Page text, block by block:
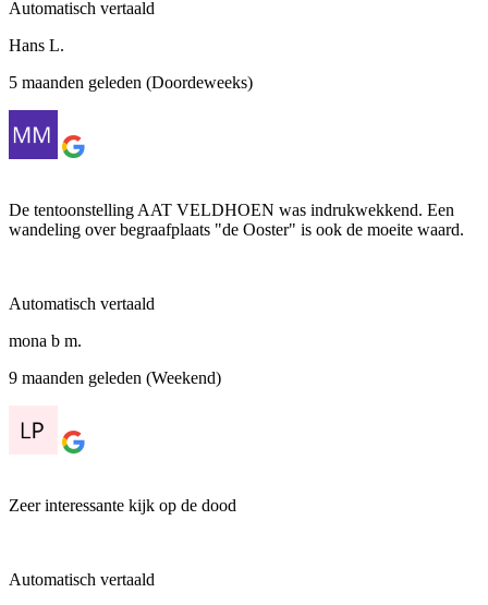
Automatisch vertaald
Hans L.
5 maanden geleden (Doordeweeks)
De tentoonstelling AAT VELDHOEN was indrukwekkend. Een
wandeling over begraafplaats "de Ooster" is ook de moeite waard.
Automatisch vertaald
mona b m.
9 maanden geleden (Weekend)
Zeer interessante kijk op de dood
Automatisch vertaald